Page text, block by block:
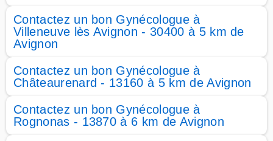
Contactez un bon Gynécologue à
Villeneuve lès Avignon - 30400 à 5 km de
Avignon
Contactez un bon Gynécologue à
Châteaurenard - 13160 à 5 km de Avignon
Contactez un bon Gynécologue à
Rognonas - 13870 à 6 km de Avignon